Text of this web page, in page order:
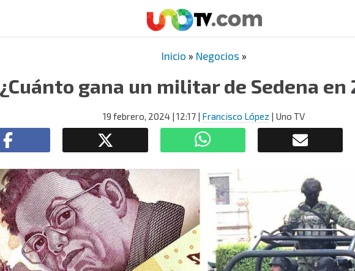
Inicio » Negocios »
¿Cuánto gana un militar de Sedena en
19 febrero, 2024 | 12:17 | Francisco López | Uno TV